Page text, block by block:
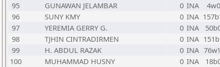
95
GUNAWAN JELAMBAR 0 INA
4w0
96
SUNY KMY 0 INA
97
YEREMIA GERRY G. 0 INA
98
TJHIN CINTRADIRMEN 0 INA
99
H. ABDUL RAZAK 0 INA
100
MUHAMMAD HUSNY 0 INA